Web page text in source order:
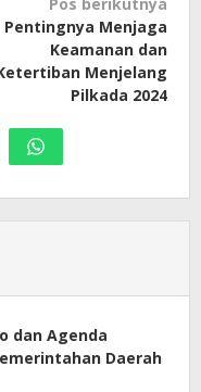
Pentingnya Menjaga
Keamanan dan
Menjelang
Pilkada 2024
dan Agenda
Daerah